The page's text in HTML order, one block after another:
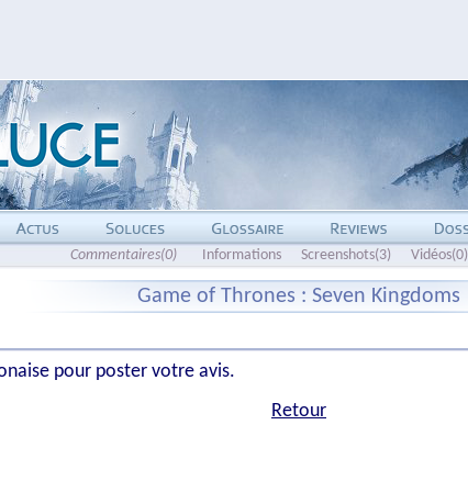
Commentaires(0) Informations Screenshots(3) Vidéos(0)
Game of Thrones : Seven Kingdoms
pour poster votre avis.
Retour